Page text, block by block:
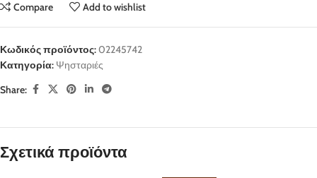
Compare Add to wishlist
Κωδικός προϊόντος:02245742
Κατηγορία: Ψησταριές
Share:
Σχετικά προϊόντα